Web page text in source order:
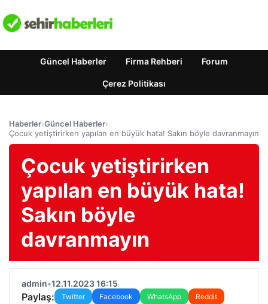
Güncel Haberler Firma Rehberi Forum
Çerez Politikası
Haberler›Güncel Haberler›
Çocuk yetiştirirken yapılan en büyük hata! Sakın böyle davranmayın
Çocuk yetiştirirken
yapılan en büyük hata!
Sakın böyle
davranmayın
admin•12.11.2023 16:15
Paylaş: Twitter Facebook WhatsApp
Reddit